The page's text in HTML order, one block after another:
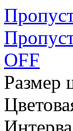
OFF
Размер